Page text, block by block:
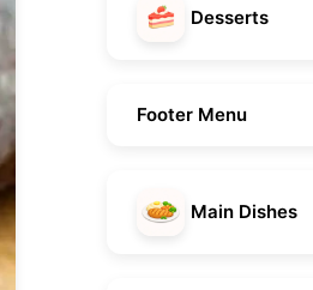
Desserts
Footer Menu
Main Dishes